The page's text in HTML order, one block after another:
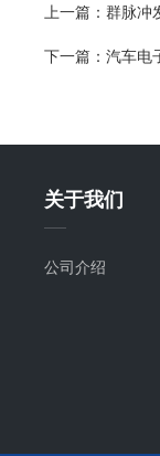
上一篇： 群脉冲
下一篇： 汽车电
关于我们
公司介绍